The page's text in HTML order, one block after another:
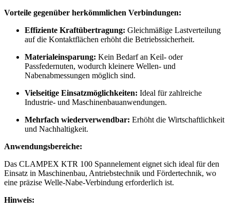
Vorteile gegenüber herkömmlichen Verbindungen:
Effiziente Kraftübertragung: Gleichmäßige Lastverteilung
auf die Kontaktflächen erhöht die Betriebssicherheit.
Materialeinsparung: Kein Bedarf an Keil- oder
Passfedernuten, wodurch kleinere Wellen- und
Nabenabmessungen möglich sind.
Vielseitige Einsatzmöglichkeiten: Ideal für zahlreiche
Industrie- und Maschinenbauanwendungen.
Mehrfach wiederverwendbar: Erhöht die Wirtschaftlichkeit
und Nachhaltigkeit.
Anwendungsbereiche:
Das CLAMPEX KTR 100 Spannelement eignet sich ideal für den
Einsatz in Maschinenbau, Antriebstechnik und Fördertechnik, wo
eine präzise Welle-Nabe-Verbindung erforderlich ist.
Hinweis: